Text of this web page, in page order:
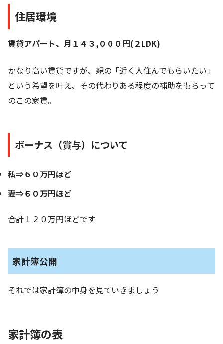
住居環境
賃貸アパート、月１４３,０００円(２LDK)
かなり高い賃貸ですが、親の「近く人住んでもらいたい」
という希望を叶え、その代わりある程度の補助をもらって
のこの家賃。
ボーナス（賞与）について
私⇒６０万円ほど
妻⇒６０万円ほど
合計１２０万円ほどです
家計簿公開
それでは家計簿の中身を見ていきましょう
家計簿の表